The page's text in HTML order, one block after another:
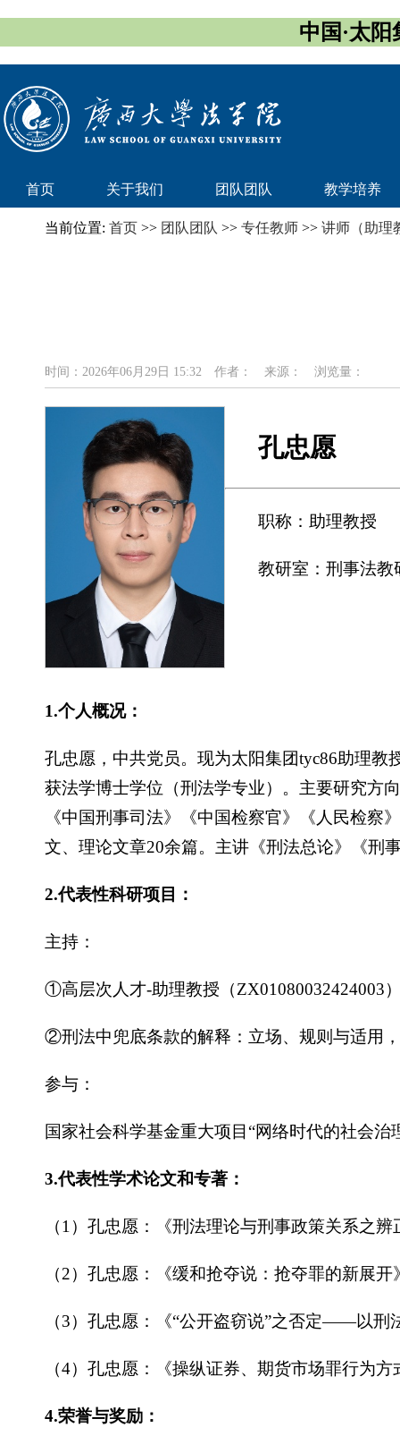
中国·太
首页 关于我们 团队团队 教学培养
当前位置: 首页 >> 团队团队 >> 专任教师 >> 讲师（助理
时间：2026年06月29日 15:32 作者： 来源： 浏览量：
孔忠愿
职称：助理教授
教研室：刑事法教
1.个人概况：
孔忠愿，中共党员。现为太阳集团tyc86助理
获法学博士学位（刑法学专业）。主要研究方
《中国刑事司法》《中国检察官》《人民检
文、理论文章20余篇。主讲《刑法总论》《刑
2.代表性科研项目：
主持：
①高层次人才-助理教授（ZX01080032424003
②刑法中兜底条款的解释：立场、规则与适用
参与：
国家社会科学基金重大项目“网络时代的社会
3.代表性学术论文和专著：
（1）孔忠愿：《刑法理论与刑事政策关系之
（2）孔忠愿：《缓和抢夺说：抢夺罪的新展
（3）孔忠愿：《“公开盗窃说”之否定——以
（4）孔忠愿：《操纵证券、期货市场罪行为
4.荣誉与奖励：